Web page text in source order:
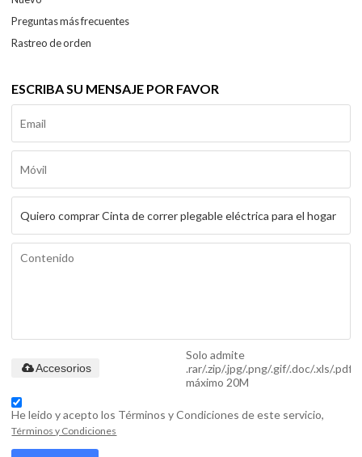
Preguntas más frecuentes
Rastreo de orden
ESCRIBA SU MENSAJE POR FAVOR
Solo admite
.rar/.zip/.jpg/.png/.gif/.doc/.xls/.pdf,
máximo 20M
Accesorios
He leido y acepto los Términos y Condiciones de este servicio,
Términos y Condiciones